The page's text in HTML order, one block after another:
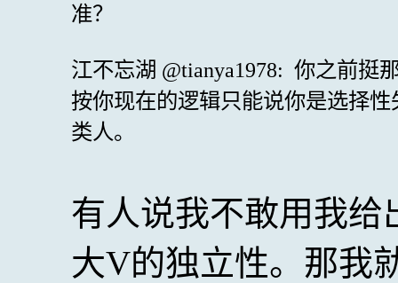
准？
江不忘湖 @tianya1978: 你之前挺
按你现在的逻辑只能说你是选择
类人。
有人说我不敢用我给
大V的独立性。那我